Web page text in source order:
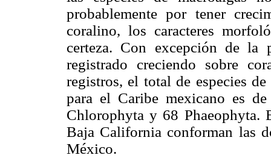
probablemente por tener
coralino, los caracteres
certeza. Con excepción de la
registrado creciendo sobre
registros, el total de especies
para el Caribe mexicano es
Chlorophyta y 68 Phaeophyta.
Baja California conforman las
México.